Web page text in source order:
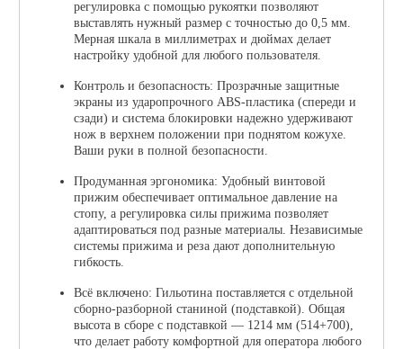
регулировка с помощью рукоятки позволяют
выставлять нужный размер с точностью до 0,5 мм.
Мерная шкала в миллиметрах и дюймах делает
настройку удобной для любого пользователя.
Контроль и безопасность: Прозрачные защитные
экраны из ударопрочного ABS-пластика (спереди и
сзади) и система блокировки надежно удерживают
нож в верхнем положении при поднятом кожухе.
Ваши руки в полной безопасности.
Продуманная эргономика: Удобный винтовой
прижим обеспечивает оптимальное давление на
стопу, а регулировка силы прижима позволяет
адаптироваться под разные материалы. Независимые
системы прижима и реза дают дополнительную
гибкость.
Всё включено: Гильотина поставляется с отдельной
сборно-разборной станиной (подставкой). Общая
высота в сборе с подставкой — 1214 мм (514+700),
что делает работу комфортной для оператора любого